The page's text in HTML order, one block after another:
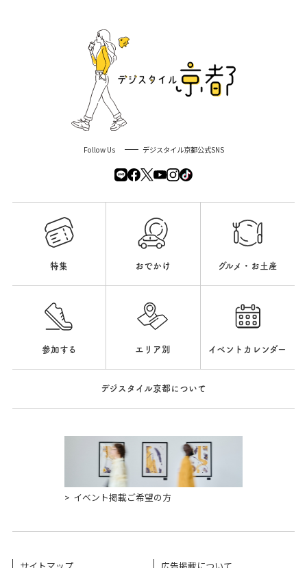
Follow Us デジスタイル京都公式SNS
特集 おでかけ グルメ・お土産
参加する エリア別 イベントカレンダー
デジスタイル京都について
イベント掲載ご希望の方